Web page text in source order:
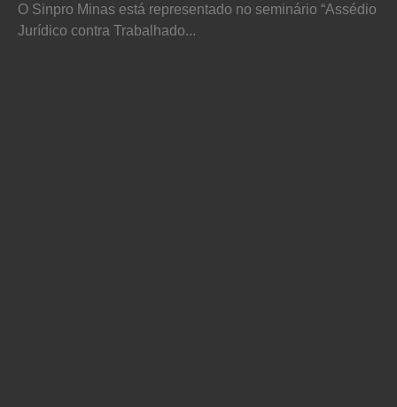
O Sinpro Minas está representado no seminário “Assédio
Jurídico contra Trabalhado...